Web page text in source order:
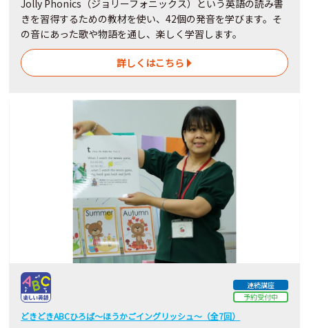
Jolly Phonics（ジョリーフォニックス）という英語の読み書
きを習得するための教材を使い、42個の発音を学びます。そ
の音にあった歌や物語を通し、楽しく学習します。
詳しくはこちら
連続講座
予約受付中
どきどきABCひろば～ほうかごイングリッシュ～（全7回）